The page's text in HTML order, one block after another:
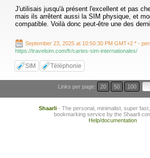
J'utilisais jusqu'à présent l'excellent et pas
mais ils arrêtent aussi la SIM physique, et
compatible. Voilà donc peut-être une des
September 23, 2025 at 10:50:30 PM GMT+2 * -
https://travelsim.com/fr/cartes-sim-internationales/
SIM Téléphonie
Links per page: 20 50 100
Shaarli- The personal, minimalist, super
bookmarking service by the Shaarli
Help/documentation